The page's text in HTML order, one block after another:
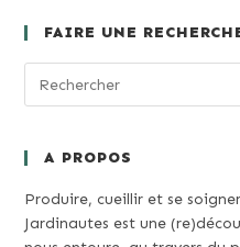
FAIRE UNE
A PROPOS
Produire, cueillir et se
Jardinautes est une